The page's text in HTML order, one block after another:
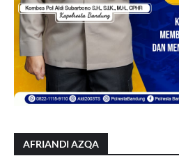
AFRIANDI AZQA